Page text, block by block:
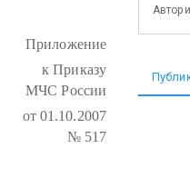
Приложение
к Приказу
МЧС России
от 01.10.2007
№ 517